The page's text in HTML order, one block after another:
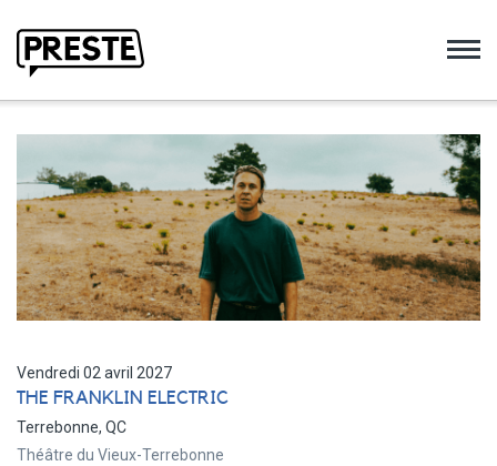
Vendredi 02 avril 2027
THE FRANKLIN ELECTRIC
Terrebonne, QC
Théâtre du Vieux-Terrebonne